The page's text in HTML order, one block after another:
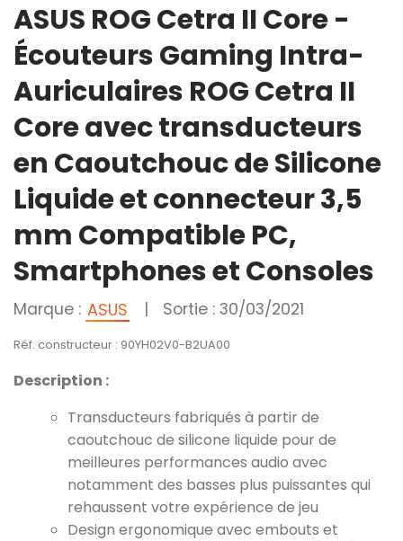
ASUS ROG Cetra II Core -
Écouteurs Gaming Intra-
Auriculaires ROG Cetra II
Core avec transducteurs
en Caoutchouc de Silicone
Liquide et connecteur 3,5
mm Compatible PC,
Smartphones et Consoles
Marque : ASUS | Sortie : 30/03/2021
Réf. constructeur : 90YH02V0-B2UA00
Description :
Transducteurs fabriqués à partir de
caoutchouc de silicone liquide pour de
meilleures performances audio avec
notamment des basses plus puissantes qui
rehaussent votre expérience de jeu
Design ergonomique avec embouts et